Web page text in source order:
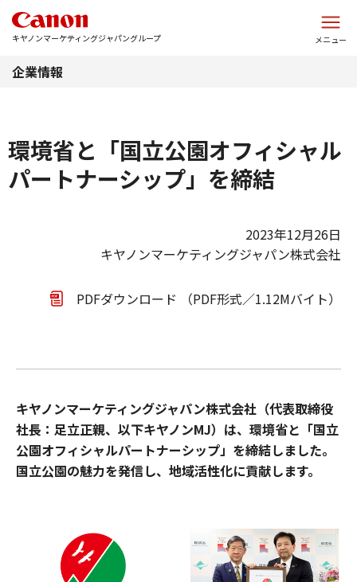
キヤノンマーケティングジャパングループ メニュー
企業情報
環境省と「国立公園オフィシャル
パートナーシップ」を締結
2023年12月26日
キヤノンマーケティングジャパン株式会社
PDFダウンロード （PDF形式／1.12Mバイト）
キヤノンマーケティングジャパン株式会社（代表取締役
社長：足立正親、以下キヤノンMJ）は、環境省と「国立
公園オフィシャルパートナーシップ」を締結しました。
国立公園の魅力を発信し、地域活性化に貢献します。